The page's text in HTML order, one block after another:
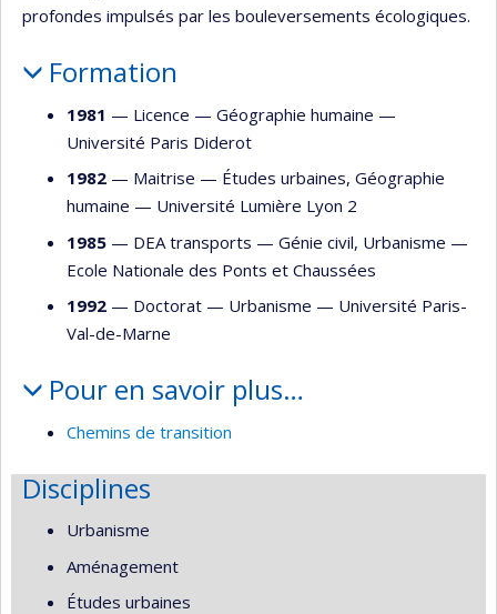
profondes impulsés par les bouleversements écologiques.
Formation
1981 — Licence — Géographie humaine —
Université Paris Diderot
1982 — Maitrise — Études urbaines, Géographie
humaine — Université Lumière Lyon 2
1985 — DEA transports — Génie civil, Urbanisme —
Ecole Nationale des Ponts et Chaussées
1992 — Doctorat — Urbanisme — Université Paris-
Val-de-Marne
Pour en savoir plus…
Chemins de transition
Disciplines
Urbanisme
Aménagement
Études urbaines